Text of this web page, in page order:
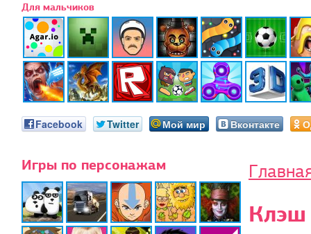
Для мальчиков
Facebook Twitter Мой мир Вконтакте
Игры по персонажам